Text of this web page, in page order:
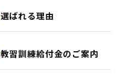
選ばれる理由
教習訓練給付金のご案内